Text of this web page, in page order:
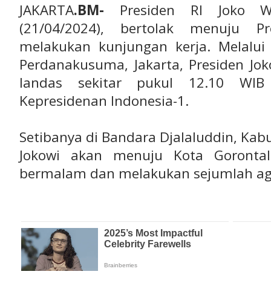
JAKARTA.BM- Presiden RI Joko
(21/04/2024), bertolak menuju
melakukan kunjungan kerja.
Perdanakusuma, Jakarta, Presiden
landas sekitar pukul 12.10 WIB
Kepresidenan Indonesia-1.
Setibanya di Bandara Djalaluddin,
Jokowi akan menuju Kota
bermalam dan melakukan sejumlah